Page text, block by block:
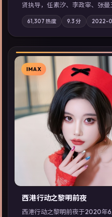
贤执导，任素汐、李政宰、张
轴，失踪人口档案牵出跨国灰
质；站内亦可通过「国产免费观
同类型高分佳作，畅享高清在线
61,307 热度 9.3 分 2022-
IMAX
西港行动之黎明前夜
西港行动之黎明前夜于2020年